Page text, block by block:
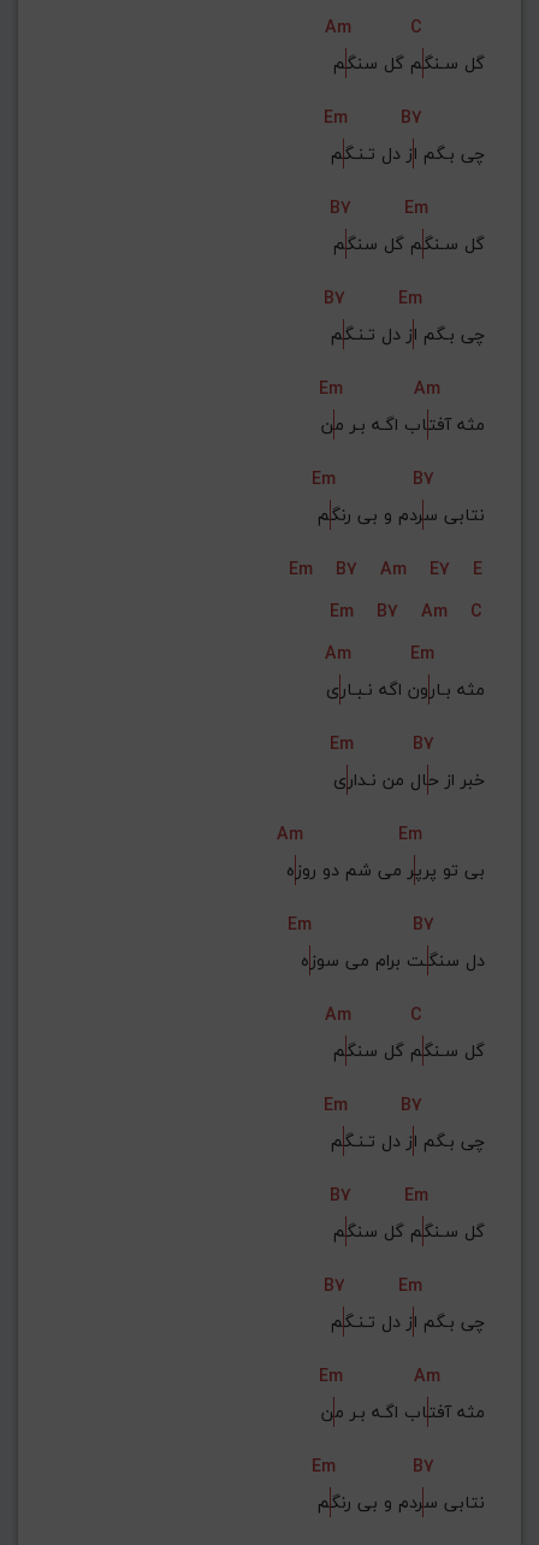
Am
C
گل سـنگم گل سنگم
Em
B7
چی بـگم از دل تـنـگم
B7
Em
گل سـنگم گل سنگم
B7
Em
چی بـگم از دل تـنـگم
Em
Am
مثه آفتاب اگـه بـر من
Em
B7
نتابی سردم و بی رنگم
Em
B7 Am E7
E
Em
B7 Am
C
Am
Em
مثه بـارون اگه نـبـاری
Em
B7
خبر از حال من نـداری
Am
Em
بی تو پرپر می شم دو روزه
Em
B7
دل سنگـت برام می سوزه
Am
C
گل سـنگم گل سنگم
Em
B7
چی بـگم از دل تـنـگم
B7
Em
گل سـنگم گل سنگم
B7
Em
چی بـگم از دل تـنـگم
Em
Am
مثه آفتاب اگـه بـر من
Em
B7
نتابی سردم و بی رنگم